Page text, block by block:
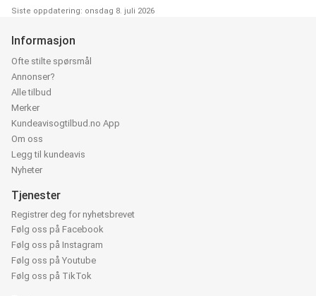
Siste oppdatering: onsdag 8. juli 2026
Informasjon
Ofte stilte spørsmål
Annonser?
Alle tilbud
Merker
Kundeavisogtilbud.no App
Om oss
Legg til kundeavis
Nyheter
Tjenester
Registrer deg for nyhetsbrevet
Følg oss på Facebook
Følg oss på Instagram
Følg oss på Youtube
Følg oss på TikTok